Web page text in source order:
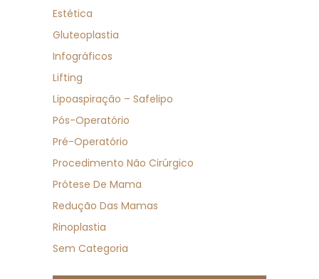
Estética
Gluteoplastia
Infográficos
Lifting
Lipoaspiração – Safelipo
Pós-Operatório
Pré-Operatório
Procedimento Não Cirúrgico
Prótese De Mama
Redução Das Mamas
Rinoplastia
Sem Categoria